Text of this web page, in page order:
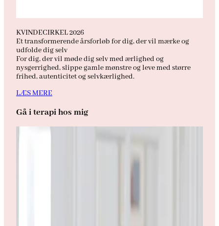
KVINDECIRKEL 2026
Et transformerende årsforløb for dig, der vil mærke og
udfolde dig selv
For dig, der vil møde dig selv med ærlighed og
nysgerrighed, slippe gamle mønstre og leve med større
frihed, autenticitet og selvkærlighed.
LÆS MERE
Gå i terapi hos mig